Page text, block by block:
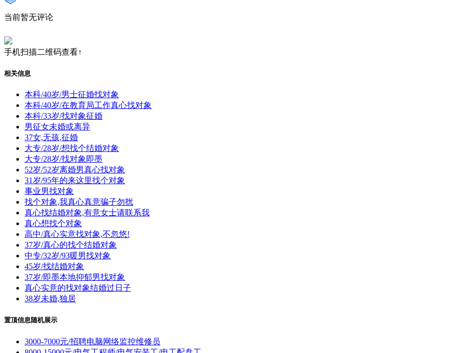
当前暂无评论
手机扫描二维码查看↑
相关信息
本科/40岁/男士征婚找对象
本科/40岁/在教育局工作真心找对象
本科/33岁/找对象征婚
男征女未婚或离异
37女,无孩,征婚
大专/28岁/想找个结婚对象
大专/28岁/找对象即墨
52岁/52岁离婚男真心找对象
31岁/95年的来这里找个对象
事业男找对象
找个对象,我真心真意骗子勿扰
真心找结婚对象,有意女士请联系我
真心想找个对象
高中/真心实意找对象,不忽悠!
37岁/真心的找个结婚对象
中专/32岁/93暖男找对象
45岁/找结婚对象
37岁/即墨本地抑郁男找对象
真心实意的找对象结婚过日子
38岁未婚,独居
置顶信息随机展示
3000-7000元/招聘电脑网络监控维修员